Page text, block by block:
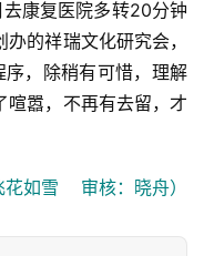
康复医院多转20分钟
的祥瑞文化研究会，
，除稍有可惜，理解
喧嚣，不再有去留，才
花如雪    审核：晓舟）